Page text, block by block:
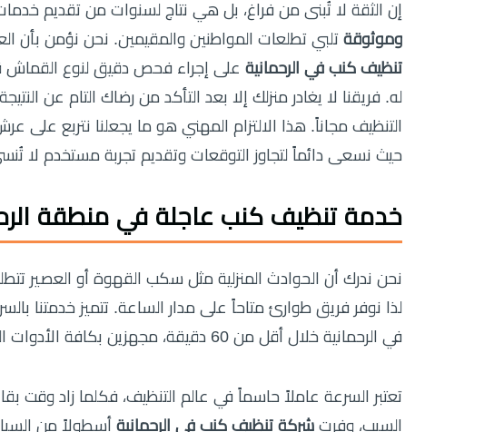
إن الثقة لا تُبنى من فراغ، بل هي نتاج لسنوات من تقديم
وموثوقة تلبي تطلعات المواطنين والمقيمين. نحن نؤمن بأن
تنظيف كنب في الرحمانية على إجراء فحص دقيق لنوع القماش
له. فريقنا لا يغادر منزلك إلا بعد التأكد من رضاك التام عن
التنظيف مجاناً. هذا الالتزام المهني هو ما يجعلنا نتربع
حيث نسعى دائماً لتجاوز التوقعات وتقديم تجربة مستخدم لا
خدمة تنظيف كنب عاجلة في منطقة
نحن ندرك أن الحوادث المنزلية مثل سكب القهوة أو العصير
لذا نوفر فريق طوارئ متاحاً على مدار الساعة. تتميز خدمتنا
في الرحمانية خلال أقل من 60 دقيقة، مجهزين بكافة الأدوات اللازمة للتعامل مع الموقف باحترافية.
تعتبر السرعة عاملاً حاسماً في عالم التنظيف، فكلما زاد وقت
السبب، وفرت شركة تنظيف كنب في الرحمانية أسطولاً من